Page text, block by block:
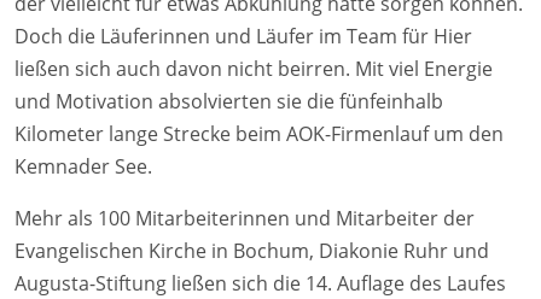
Doch die Läuferinnen und Läufer im Team für Hier
ließen sich auch davon nicht beirren. Mit viel Energie
und Motivation absolvierten sie die fünfeinhalb
Kilometer lange Strecke beim AOK-Firmenlauf um den
Kemnader See.
Mehr als 100 Mitarbeiterinnen und Mitarbeiter der
Evangelischen Kirche in Bochum, Diakonie Ruhr und
Augusta-Stiftung ließen sich die 14. Auflage des Laufes